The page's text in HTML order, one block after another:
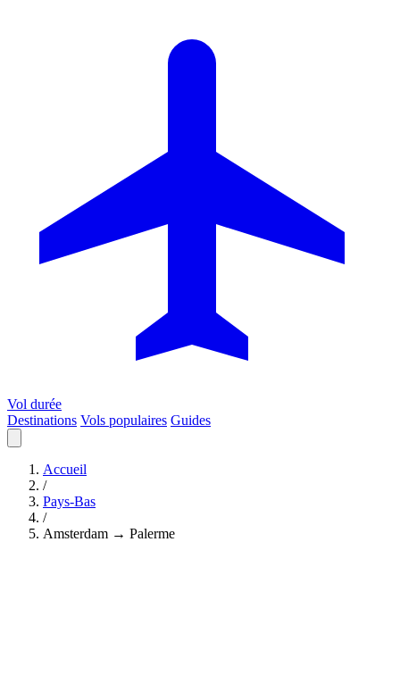
Vol durée
Destinations Vols populaires Guides
Accueil
/
Pays-Bas
/
Amsterdam → Palerme